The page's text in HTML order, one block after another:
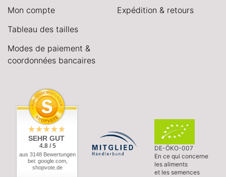
Mon compte
Tableau des tailles
Modes de paiement &
coordonnées bancaires
Expédition & retours
SEHR GUT
4.8 / 5
aus 3148 Bewertungen
bei: google.com,
shopvote.de
DE-ÖKO-007
En ce qui concerne
les aliments
et les semences